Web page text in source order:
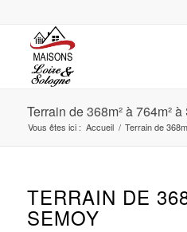
Terrain de 368m² à 764m²
Vous êtes ici : Accueil / Terrain de
TERRAIN DE
SEMOY